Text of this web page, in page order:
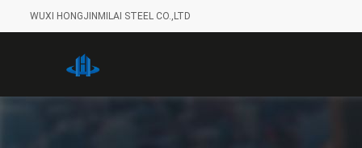
WUXI HONGJINMILAI STEEL CO.,LTD